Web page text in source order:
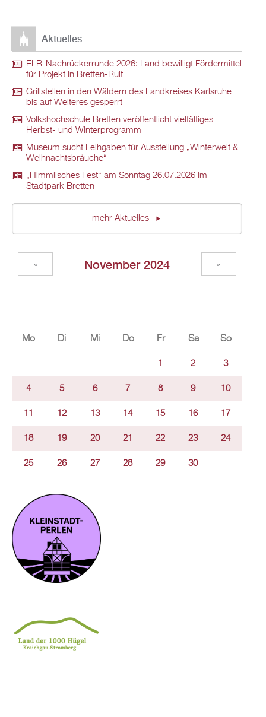
Aktuelles
ELR-Nachrückerrunde 2026: Land bewilligt Fördermittel
für Projekt in Bretten-Ruit
Grillstellen in den Wäldern des Landkreises Karlsruhe
bis auf Weiteres gesperrt
Volkshochschule Bretten veröffentlicht vielfältiges
Herbst- und Winterprogramm
Museum sucht Leihgaben für Ausstellung „Winterwelt &
Weihnachtsbräuche“
„Himmlisches Fest“ am Sonntag 26.07.2026 im
Stadtpark Bretten
mehr Aktuelles
November 2024
« »
Mo Di Mi Do Fr Sa So
1 2 3
4 5 6 7 8 9 10
11 12 13 14 15 16 17
18 19 20 21 22 23 24
25 26 27 28 29 30